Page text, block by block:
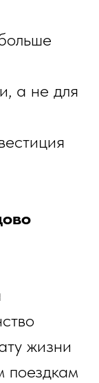
а не для
жизни
поездкам